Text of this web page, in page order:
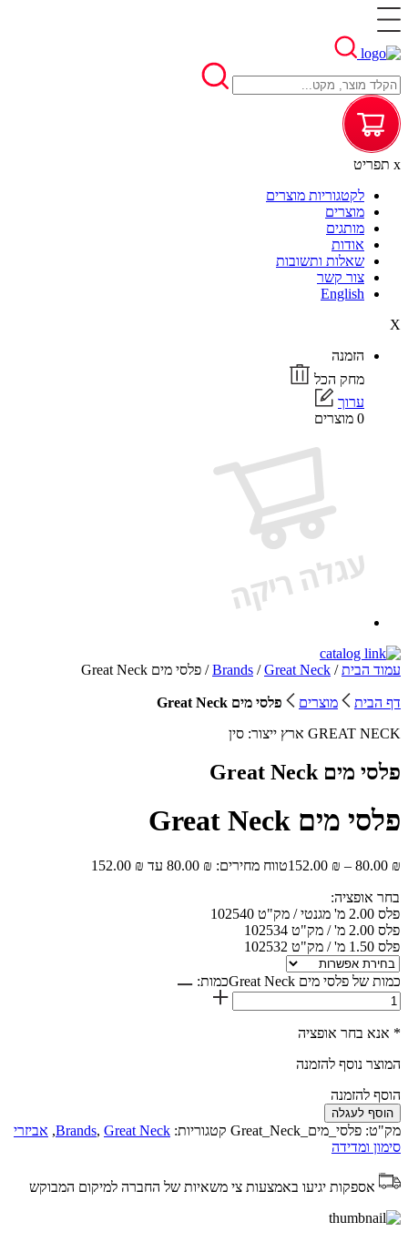
x תפריט
לקטגוריות מוצרים
מוצרים
מותגים
אודות
שאלות ותשובות
צור קשר
English
X
הזמנה
מחק הכל
ערוך
0 מוצרים
עמוד הבית/
Brands /Great Neck / פלסי מים Great Neck
דף הבית מוצרים
פלסי מים Great Neck
GREAT NECK ארץ ייצור: סין
פלסי מים Great Neck
פלסי מים Great Neck
80.00 ₪
–
152.00 ₪ טווח מחירים: ⁦80.00 ₪⁩ עד ⁦152.00 ₪⁩
בחר אופציה:
פלס 2.00 מ' מגנטי / מק"ט 102540
פלס 2.00 מ' / מק"ט 102534
פלס 1.50 מ' / מק"ט 102532
כמות של פלסי מים Great Neck כמות:
* אנא בחר אופציה
המוצר נוסף להזמנה
הוסף להזמנה
הוסף לעגלה
מק"ט: פלסי_מים_Great_Neck קטגוריות: Brands, Great Neck
, אביזרי
סימון ומדידה
אספקות יגיעו באמצעות צי משאיות של החברה למיקום המבוקש